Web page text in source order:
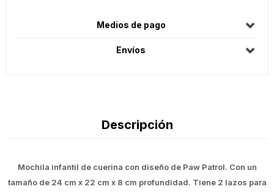
Medios de pago
Envíos
Descripción
Mochila infantil de cuerina con diseño de Paw Patrol. Con un
tamaño de 24 cm x 22 cm x 8 cm profundidad. Tiene 2 lazos para